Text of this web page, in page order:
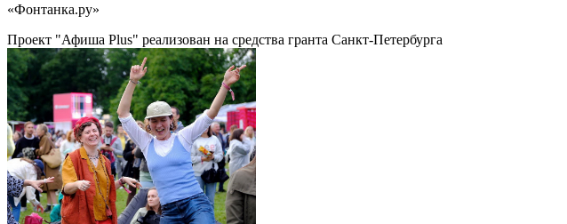
«Фонтанка.ру»
Проект "Афиша Plus" реализован на средства гранта Санкт-Петербурга